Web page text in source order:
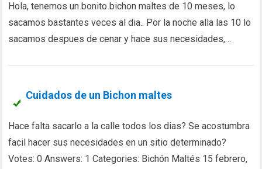
Hola, tenemos un bonito bichon maltes de 10 meses, lo
sacamos bastantes veces al dia.. Por la noche alla las 10 lo
sacamos despues de cenar y hace sus necesidades,…
Cuidados de un Bichon maltes
Hace falta sacarlo a la calle todos los dias? Se acostumbra
facil hacer sus necesidades en un sitio determinado?
Votes: 0 Answers: 1 Categories: Bichón Maltés 15 febrero,